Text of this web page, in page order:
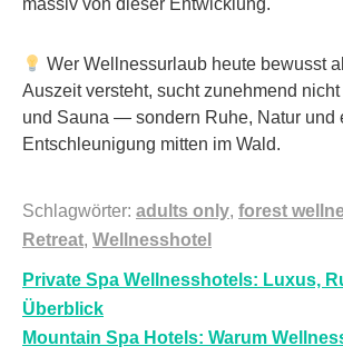
massiv von dieser Entwicklung.
Wer Wellnessurlaub heute bewusst
Auszeit versteht, sucht zunehmend
und Sauna — sondern Ruhe, Natur und
Entschleunigung mitten im Wald.
Schlagwörter: adults only, forest
Retreat, Wellnesshotel
Beitragsnavigation
Private Spa Wellnesshotels: Luxus,
Überblick
Mountain Spa Hotels: Warum